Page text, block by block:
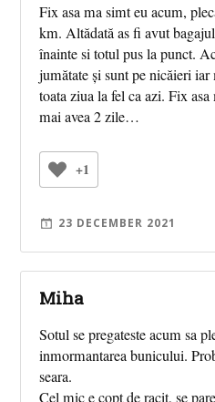
Fix asa ma simt eu acum,
km. Altădată as fi avut
înainte si totul pus la punct.
jumătate și sunt pe nicăieri
toata ziua la fel ca azi. Fix
mai avea 2 zile…
+1
23 DECEMBER 2021
Miha
Sotul se pregateste acum sa
inmormantarea bunicului.
seara.
Cel mic e copt de racit, se